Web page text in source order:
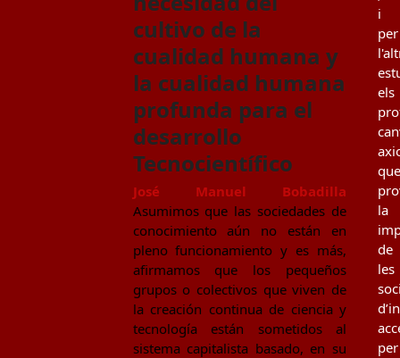
cultivo de la
cualidad humana y
la cualidad humana
profunda para el
desarrollo
Tecnocientífico
José Manuel Bobadilla
Asumimos que las sociedades de
conocimiento aún no están en
pleno funcionamiento y es más,
afirmamos que los pequeños
grupos o colectivos que viven de
la creación continua de ciencia y
tecnología están sometidos al
sistema capitalista basado, en su
i
per
els
que
la
de
les
per